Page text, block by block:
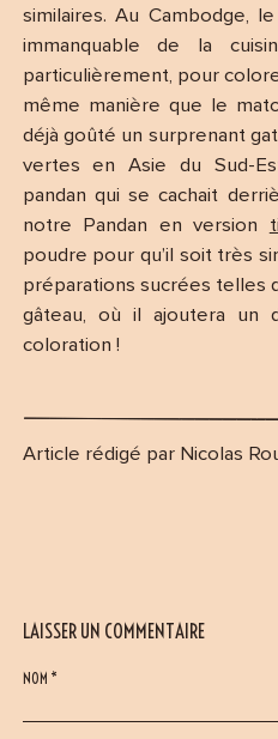
similaires. Au Cambodge,
immanquable de la
particulièrement, pour
même manière que le
déjà goûté un surprenant
vertes en Asie du Sud-
pandan qui se cachait
notre Pandan en version
poudre pour qu’il soit très
préparations sucrées telles
gâteau, où il ajoutera un
coloration !
Article rédigé par Nicolas
LAISSER UN COMMENTAIRE
NOM *